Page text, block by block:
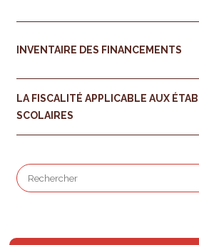
INVENTAIRE DES FINANCEMENTS
LA FISCALITÉ APPLICABLE AUX
SCOLAIRES